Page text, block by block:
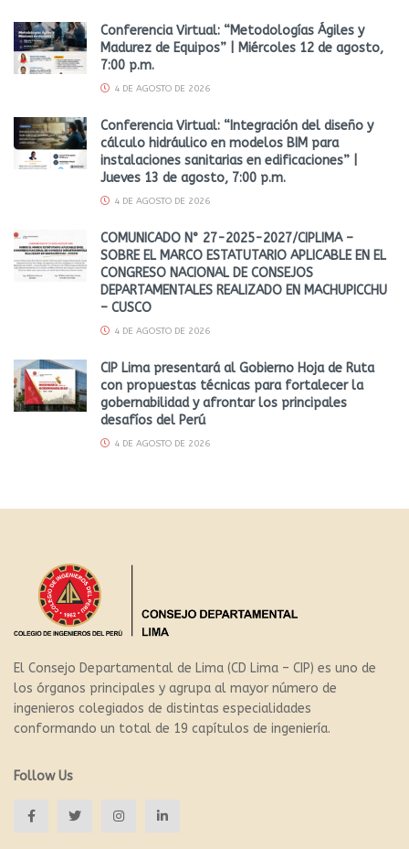
Conferencia Virtual: “Metodologías Ágiles y
Madurez de Equipos” | Miércoles 12 de agosto,
7:00 p.m.
4 DE AGOSTO DE 2026
Conferencia Virtual: “Integración del diseño y
cálculo hidráulico en modelos BIM para
instalaciones sanitarias en edificaciones” |
Jueves 13 de agosto, 7:00 p.m.
4 DE AGOSTO DE 2026
COMUNICADO N° 27-2025-2027/CIPLIMA –
SOBRE EL MARCO ESTATUTARIO APLICABLE EN EL
CONGRESO NACIONAL DE CONSEJOS
DEPARTAMENTALES REALIZADO EN MACHUPICCHU
– CUSCO
4 DE AGOSTO DE 2026
CIP Lima presentará al Gobierno Hoja de Ruta
con propuestas técnicas para fortalecer la
gobernabilidad y afrontar los principales
desafíos del Perú
4 DE AGOSTO DE 2026
El Consejo Departamental de Lima (CD Lima – CIP) es uno de
los órganos principales y agrupa al mayor número de
ingenieros colegiados de distintas especialidades
conformando un total de 19 capítulos de ingeniería.
Follow Us